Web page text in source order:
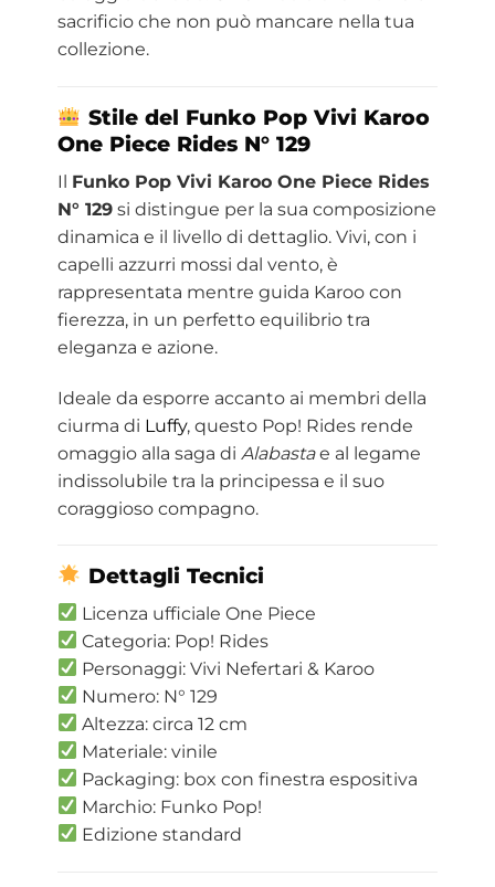
sacrificio che non può mancare nella tua
collezione.
Stile del Funko Pop Vivi Karoo
One PieceRides N° 129
Il Funko Pop Vivi Karoo One Piece Rides
N° 129si distingue per la sua composizione
dinamica e il livello di dettaglio. Vivi, con i
capelli azzurri mossi dal vento, è
rappresentata mentre guida Karoo con
fierezza, in un perfetto equilibrio tra
eleganza e azione.
Ideale da esporre accanto ai membri della
ciurma di Luffy, questo Pop! Rides rende
omaggio alla saga di Alabastae al legame
indissolubile tra la principessa e il suo
coraggioso compagno.
Dettagli Tecnici
Licenza ufficiale One Piece
Categoria: Pop! Rides
Personaggi: Vivi Nefertari & Karoo
Numero: N° 129
Altezza: circa 12 cm
Materiale: vinile
Packaging: box con finestra espositiva
Marchio: Funko Pop!
Edizione standard